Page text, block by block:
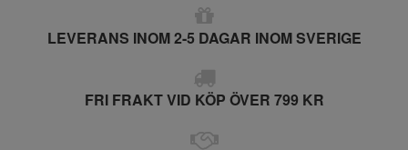
LEVERANS INOM 2-5 DAGAR INOM SVERIGE
FRI FRAKT VID KÖP ÖVER 799 KR